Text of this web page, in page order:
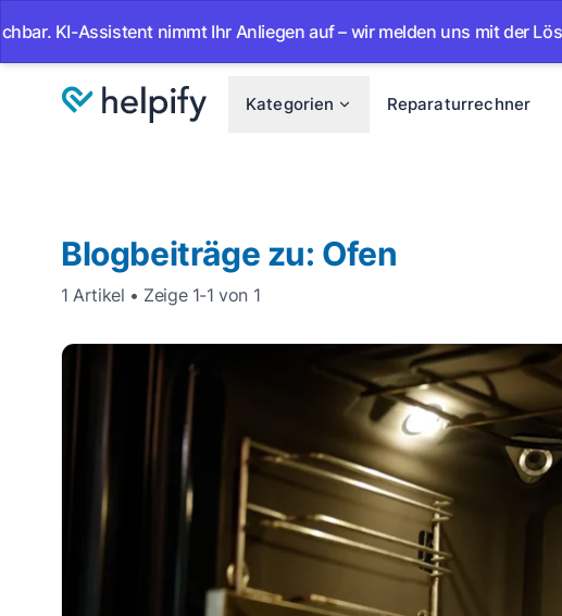
Assistent nimmt Ihr Anliegen auf – wir melden uns mit der Lösung.
Kategorien Reparaturrechner
Blogbeiträge zu: Ofen
1 Artikel • Zeige 1-1 von 1